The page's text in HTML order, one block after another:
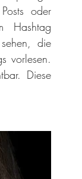
oder
die
vorlesen.
Diese